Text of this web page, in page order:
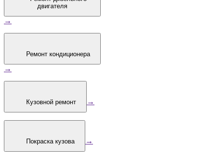
двигателя
→
Ремонт кондиционера
→
Кузовной ремонт →
Покраска кузова →